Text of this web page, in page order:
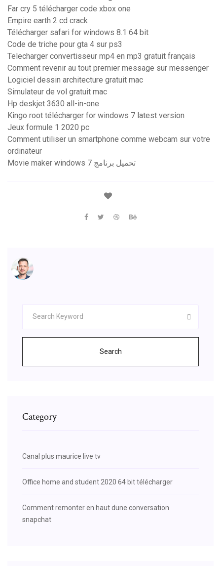
Far cry 5 télécharger code xbox one
Empire earth 2 cd crack
Télécharger safari for windows 8.1 64 bit
Code de triche pour gta 4 sur ps3
Telecharger convertisseur mp4 en mp3 gratuit français
Comment revenir au tout premier message sur messenger
Logiciel dessin architecture gratuit mac
Simulateur de vol gratuit mac
Hp deskjet 3630 all-in-one
Kingo root télécharger for windows 7 latest version
Jeux formule 1 2020 pc
Comment utiliser un smartphone comme webcam sur votre
ordinateur
Movie maker windows 7 تحميل برنامج
Search
Category
Canal plus maurice live tv
Office home and student 2020 64 bit télécharger
Comment remonter en haut dune conversation
snapchat